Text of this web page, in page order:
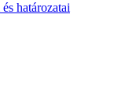
határozatai